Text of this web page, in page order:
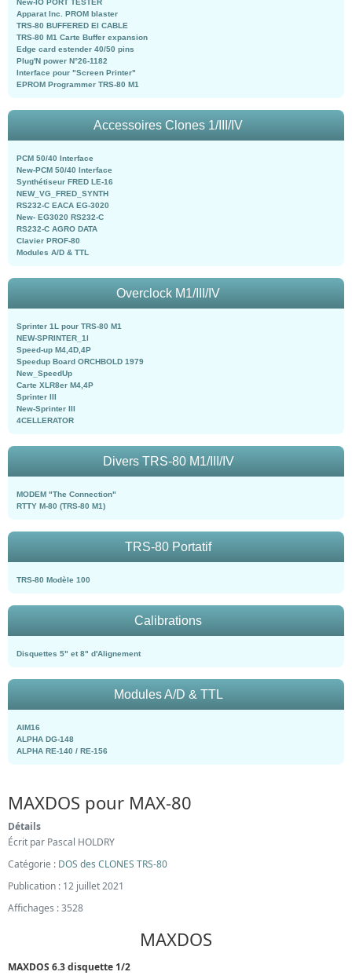
New-IO PORT TESTER
Apparat Inc. PROM blaster
TRS-80 BUFFERED EI CABLE
TRS-80 M1 Carte Buffer expansion
Edge card estender 40/50 pins
Plug'N power N°26-1182
Interface pour "Screen Printer"
EPROM Programmer TRS-80 M1
Accessoires Clones 1/III/IV
PCM 50/40 Interface
New-PCM 50/40 Interface
Synthétiseur FRED LE-16
NEW_VG_FRED_SYNTH
RS232-C EACA EG-3020
New- EG3020 RS232-C
RS232-C AGRO DATA
Clavier PROF-80
Modules A/D & TTL
Overclock M1/III/IV
Sprinter 1L pour TRS-80 M1
NEW-SPRINTER_1l
Speed-up M4,4D,4P
Speedup Board ORCHBOLD 1979
New_SpeedUp
Carte XLR8er M4,4P
Sprinter III
New-Sprinter III
4CELLERATOR
Divers TRS-80 M1/III/IV
MODEM "The Connection"
RTTY M-80 (TRS-80 M1)
TRS-80 Portatif
TRS-80 Modèle 100
Calibrations
Disquettes 5" et 8" d'Alignement
Modules A/D & TTL
AIM16
ALPHA DG-148
ALPHA RE-140 / RE-156
MAXDOS pour MAX-80
Détails
Écrit par Pascal HOLDRY
Catégorie : DOS des CLONES TRS-80
Publication : 12 juillet 2021
Affichages : 3528
MAXDOS
MAXDOS 6.3 disquette 1/2